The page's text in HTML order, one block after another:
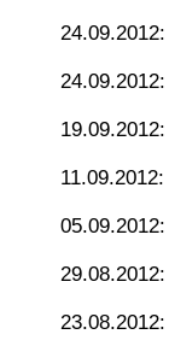
24.09.2012:
24.09.2012:
19.09.2012:
11.09.2012:
05.09.2012:
29.08.2012:
23.08.2012: